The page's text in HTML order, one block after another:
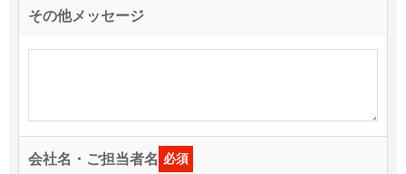
その他メッセージ
会社名・ご担当者名 必須